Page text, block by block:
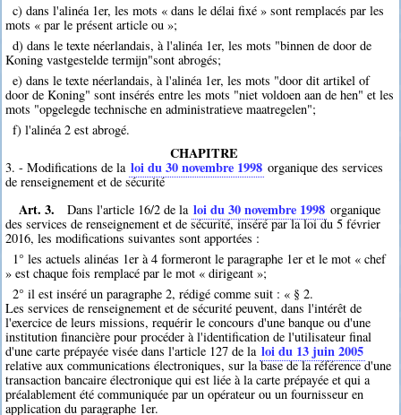
c) dans l'alinéa 1er, les mots « dans le délai fixé » sont remplacés par les
mots « par le présent article ou »;
d) dans le texte néerlandais, à l'alinéa 1er, les mots "binnen de door de
Koning vastgestelde termijn"sont abrogés;
e) dans le texte néerlandais, à l'alinéa 1er, les mots "door dit artikel of
door de Koning" sont insérés entre les mots "niet voldoen aan de hen" et les
mots "opgelegde technische en administratieve maatregelen";
f) l'alinéa 2 est abrogé.
CHAPITRE
3. - Modifications de la loi du 30 novembre 1998 organique des services
de renseignement et de sécurité
Art. 3. Dans l'article 16/2 de la loi du 30 novembre 1998 organique
des services de renseignement et de sécurité, inséré par la loi du 5 février
2016, les modifications suivantes sont apportées :
1° les actuels alinéas 1er à 4 formeront le paragraphe 1er et le mot « chef
» est chaque fois remplacé par le mot « dirigeant »;
2° il est inséré un paragraphe 2, rédigé comme suit : « § 2.
Les services de renseignement et de sécurité peuvent, dans l'intérêt de
l'exercice de leurs missions, requérir le concours d'une banque ou d'une
institution financière pour procéder à l'identification de l'utilisateur final
d'une carte prépayée visée dans l'article 127 de la loi du 13 juin 2005
relative aux communications électroniques, sur la base de la référence d'une
transaction bancaire électronique qui est liée à la carte prépayée et qui a
préalablement été communiquée par un opérateur ou un fournisseur en
application du paragraphe 1er.